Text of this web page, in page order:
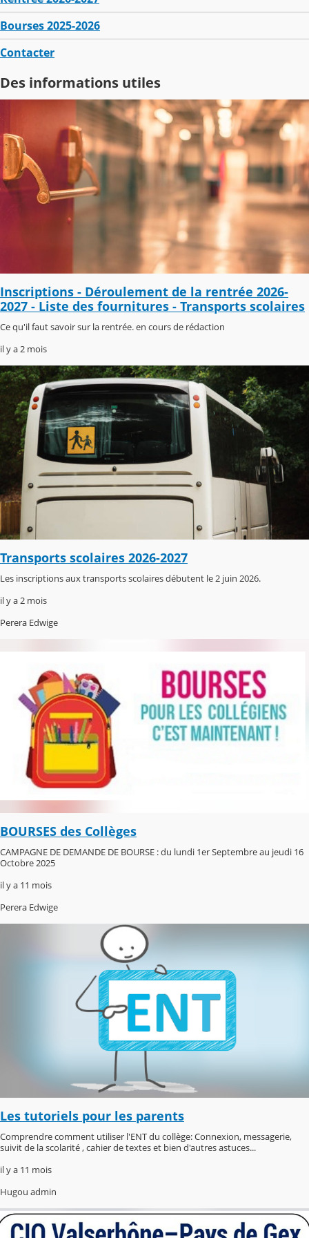
Bourses 2025-2026
Contacter
Des informations utiles
Inscriptions - Déroulement de la rentrée 2026-
2027 - Liste des fournitures - Transports scolaires
Ce qu'il faut savoir sur la rentrée. en cours de rédaction
il y a 2 mois
Transports scolaires 2026-2027
Les inscriptions aux transports scolaires débutent le 2 juin 2026.
il y a 2 mois
Perera Edwige
BOURSES des Collèges
CAMPAGNE DE DEMANDE DE BOURSE : du lundi 1er Septembre au jeudi 16
Octobre 2025
il y a 11 mois
Perera Edwige
Les tutoriels pour les parents
Comprendre comment utiliser l'ENT du collège: Connexion, messagerie,
suivit de la scolarité , cahier de textes et bien d'autres astuces...
il y a 11 mois
Hugou admin